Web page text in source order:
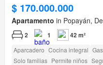
$ 170.000.000
Apartamento in Popayán,
2 1 42 m²
Aparcadero Cocina integral
Solo familias Permite niños